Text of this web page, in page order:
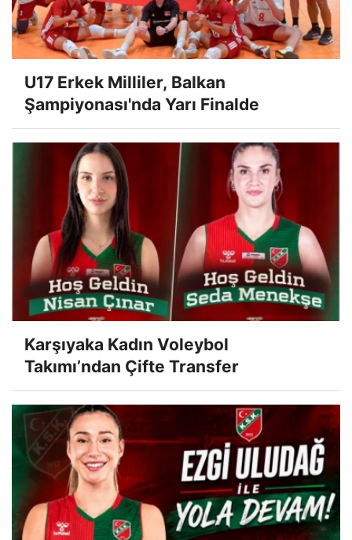
U17 Erkek Milliler, Balkan
Şampiyonası'nda Yarı Finalde
Karşıyaka Kadın Voleybol
Takımı’ndan Çifte Transfer